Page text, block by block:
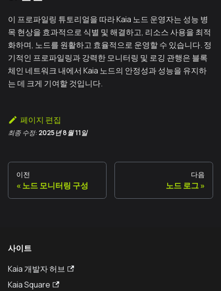
이 프로파일링 튜토리얼을 따라 Kaia 노드 운영자는 성능 병
목 현상을 효과적으로 식별 및 해결하고, 리소스 사용을 최적
화하며, 노드를 원활하고 효율적으로 운영할 수 있습니다. 정
기적인 프로파일링과 강력한 모니터링 및 로깅 관행은 블록
체인 네트워크 내에서 Kaia 노드의 안정성과 성능을 유지하
는 데 크게 기여할 것입니다.
페이지 편집
최종 수정: 2025년 8월 11일
이전
노드 모니터링 구성
다음
노드 로그
사이트
Kaia 개발자 허브
Kaia Square